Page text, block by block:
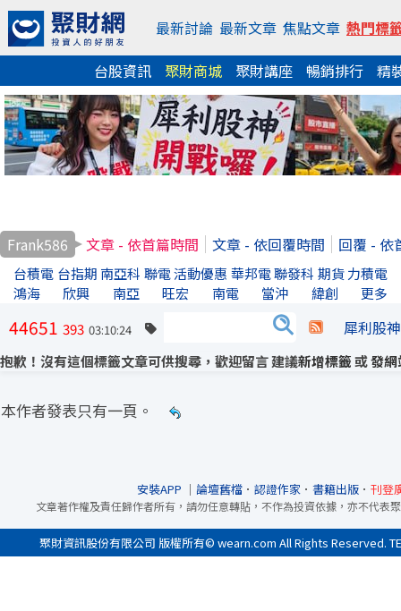
最新討論 最新文章 焦點文章 熱門標
台股資訊
聚財商城 聚財講座 暢銷排行 精
Frank586 文章 - 依首篇時間 文章 - 依回覆時間 回覆 - 依
台積電 台指期 南亞科 聯電活動優惠 華邦電聯發科 期貨 力積電
鴻海
欣興 南亞 旺宏 南電 當沖 緯創 更多
44651 393 03:10:24 犀利股
抱歉！沒有這個標籤文章可供搜尋，歡迎留言 建議新增標籤或發網
本作者發表只有一頁。
安裝APP ｜ 論壇舊檔． 認證作家． 書籍出版． 刊登
文章著作權及責任歸作者所有，請勿任意轉貼，不作為投資依據，亦不代
聚財資訊股份有限公司 版權所有© wearn.com All Rights Reserved.